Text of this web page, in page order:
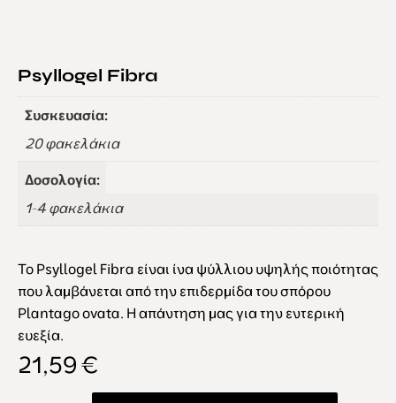
Psyllogel Fibra
Συσκευασία:
20 φακελάκια
Δοσολογία:
1-4 φακελάκια
Το Psyllogel Fibra είναι ίνα ψύλλιου υψηλής ποιότητας
που λαμβάνεται από την επιδερμίδα του σπόρου
Plantago ovata. Η απάντηση μας για την εντερική
ευεξία.
21,59€